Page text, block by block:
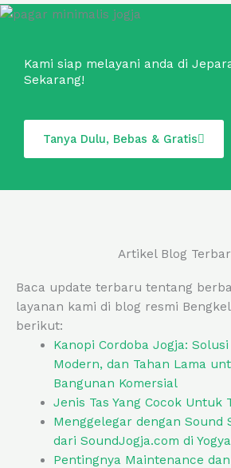
Kami siap melayani anda di
Sekarang!
Tanya Dulu, Bebas & Gratis
Artikel Blog
Baca update terbaru tentang
layanan kami di blog resmi
berikut:
Kanopi Cordoba Jogja:
Modern, dan Tahan Lama
Bangunan Komersial
Jenis Tas Yang Cocok Untuk
Menggelegar dengan Sound
dari SoundJogja.com di
Pentingnya Maintenance